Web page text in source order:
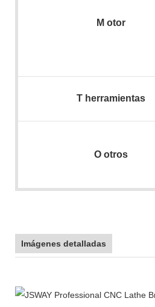
M otor
T herramientas
O otros
Imágenes detalladas